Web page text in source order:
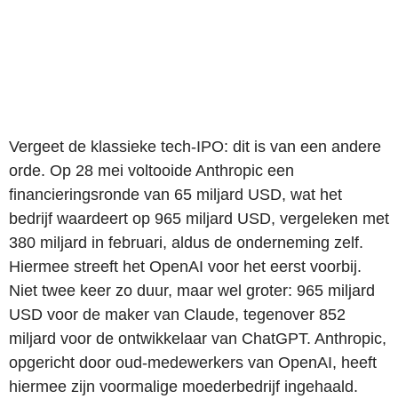
Vergeet de klassieke tech-IPO: dit is van een andere
orde. Op 28 mei voltooide Anthropic een
financieringsronde van 65 miljard USD, wat het
bedrijf waardeert op 965 miljard USD, vergeleken met
380 miljard in februari, aldus de onderneming zelf.
Hiermee streeft het OpenAI voor het eerst voorbij.
Niet twee keer zo duur, maar wel groter: 965 miljard
USD voor de maker van Claude, tegenover 852
miljard voor de ontwikkelaar van ChatGPT. Anthropic,
opgericht door oud-medewerkers van OpenAI, heeft
hiermee zijn voormalige moederbedrijf ingehaald.